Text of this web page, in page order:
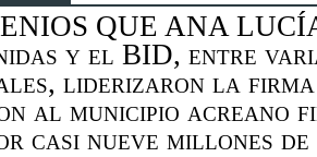
QUE ANA
y el BID, entre
liderizaron la firma
al municipio acreano
casi nueve millones